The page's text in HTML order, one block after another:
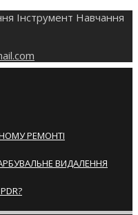
Інструмент Навчання
РЕМОНТІ
ВИДАЛЕННЯ